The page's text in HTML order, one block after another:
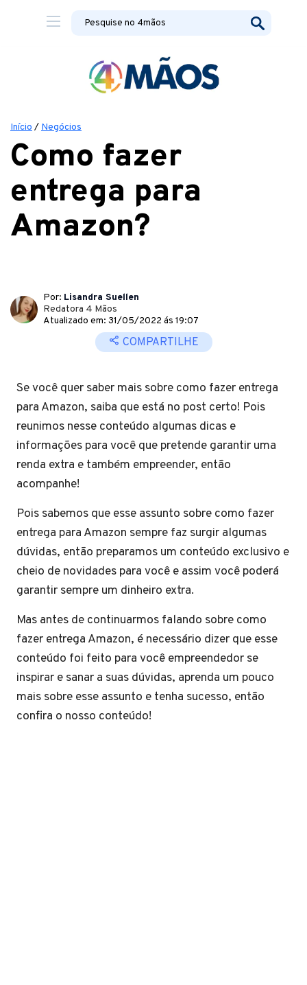
Início / Negócios
Como fazer
entrega para
Amazon?
Por: Lisandra Suellen
Redatora 4 Mãos
Atualizado em: 31/05/2022 ás 19:07
COMPARTILHE
Se você quer saber mais sobre como fazer entrega
para Amazon, saiba que está no post certo! Pois
reunimos nesse conteúdo algumas dicas e
informações para você que pretende garantir uma
renda extra e também empreender, então
acompanhe!
Pois sabemos que esse assunto sobre como fazer
entrega para Amazon sempre faz surgir algumas
dúvidas, então preparamos um conteúdo exclusivo e
cheio de novidades para você e assim você poderá
garantir sempre um dinheiro extra.
Mas antes de continuarmos falando sobre como
fazer entrega Amazon, é necessário dizer que esse
conteúdo foi feito para você empreendedor se
inspirar e sanar a suas dúvidas, aprenda um pouco
mais sobre esse assunto e tenha sucesso, então
confira o nosso conteúdo!